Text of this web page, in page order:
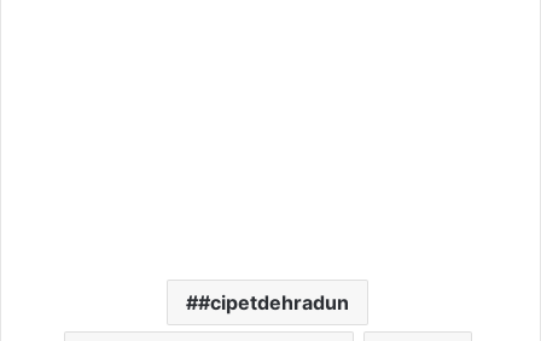
#cipetdehradun